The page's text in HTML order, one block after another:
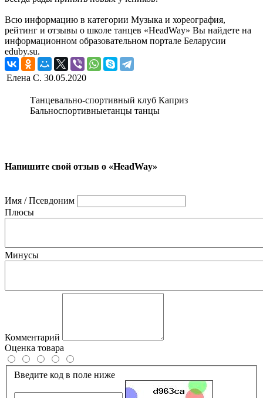
Всю информацию в категории Музыка и хореография,
рейтинг и отзывы о школе танцев «HeadWay» Вы найдете на
информационном образовательном портале Беларусии
eduby.su.
Елена С. 30.05.2020
Танцевально-спортивный клуб Каприз
Бальноспортивныетанцы танцы
Напишите свой отзыв о «HeadWay»
Имя / Псевдоним
Плюсы
Минусы
Комментарий
Оценка товара
Введите код в поле ниже